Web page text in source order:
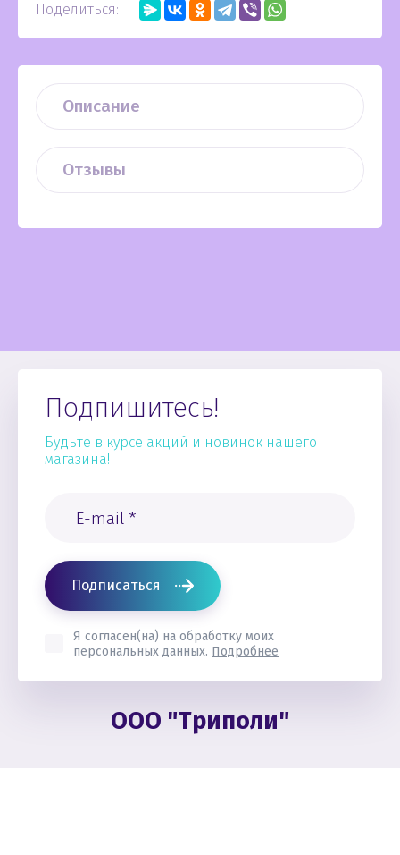
Поделиться:
Описание
Отзывы
Подпишитесь!
Будьте в курсе акций и новинок нашего
магазина!
Я согласен(на) на обработку моих
персональных данных. Подробнее
Подписаться
ООО "Триполи"